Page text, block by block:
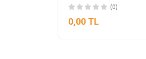
(0)
0,00 TL